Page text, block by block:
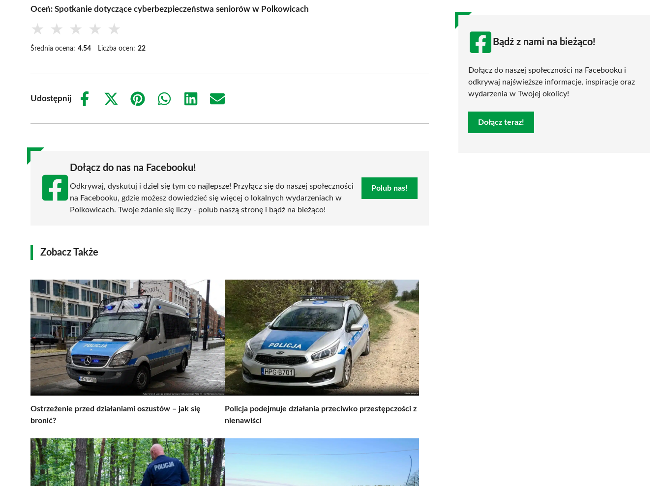
Oceń: Spotkanie dotyczące cyberbezpieczeństwa seniorów w Polkowicach
★ ★ ★ ★ ★
Średnia ocena: 4.54 Liczba ocen: 22
Udostępnij
Share
Share
(Twitter)
Share
Share
Share
Share
Dołącz do nas na Facebooku!
Odkrywaj, dyskutuj i dziel się tym co najlepsze! Przyłącz się do naszej społeczności
na Facebooku, gdzie możesz dowiedzieć się więcej o lokalnych wydarzeniach w
Polkowicach. Twoje zdanie się liczy - polub naszą stronę i bądź na bieżąco!
Polub nas!
Zobacz Także
Ostrzeżenie przed działaniami oszustów – jak się
bronić?
Policja podejmuje działania przeciwko przestępczości z
nienawiści
Bądź z nami na bieżąco!
Dołącz do naszej społeczności na Facebooku i
odkrywaj najświeższe informacje, inspiracje oraz
wydarzenia w Twojej okolicy!
Dołącz teraz!